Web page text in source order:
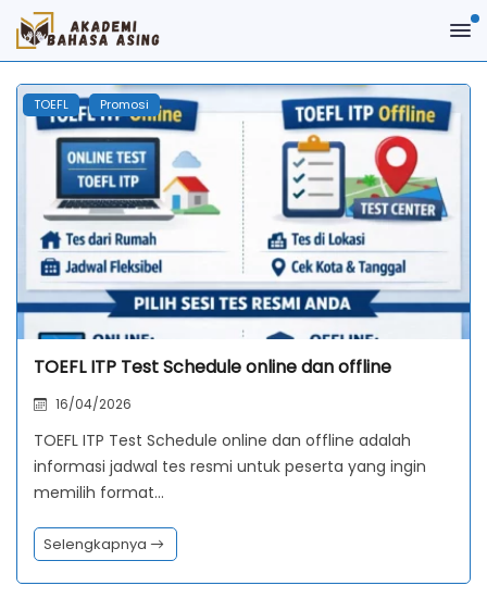
TOEFL Promosi
TOEFL ITP Test Schedule online dan offline
16/04/2026
TOEFL ITP Test Schedule online dan offline adalah
informasi jadwal tes resmi untuk peserta yang ingin
memilih format…
Selengkapnya